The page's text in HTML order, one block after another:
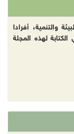
والتنمية، أفرادا
لهذه المجلة